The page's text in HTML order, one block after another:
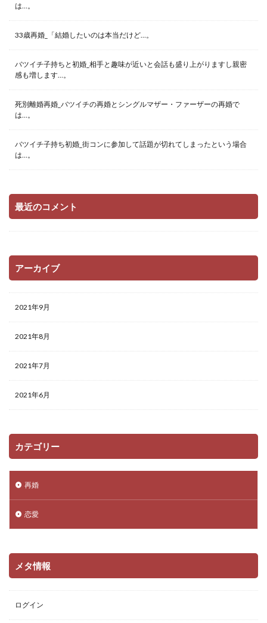
は…。
33歳再婚_「結婚したいのは本当だけど…。
バツイチ子持ちと初婚_相手と趣味が近いと会話も盛り上がりますし親密
感も増します…。
死別離婚再婚_バツイチの再婚とシングルマザー・ファーザーの再婚で
は…。
バツイチ子持ち初婚_街コンに参加して話題が切れてしまったという場合
は…。
最近のコメント
アーカイブ
2021年9月
2021年8月
2021年7月
2021年6月
カテゴリー
再婚
恋愛
メタ情報
ログイン